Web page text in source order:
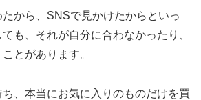
から、SNSで見かけたからといっ
も、それが自分に合わなかったり、
とがあります。
、本当にお気に入りのものだけを買